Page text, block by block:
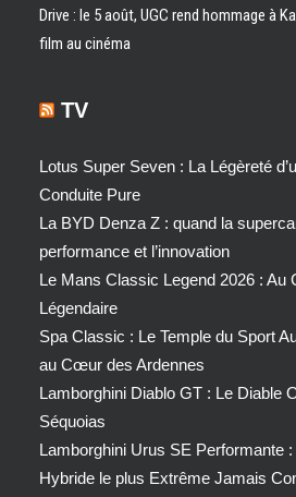
Drive : le 5 août, UGC rend hommage à
film au cinéma
TV
Lotus Super Seven : La Légèreté
Conduite Pure
La BYD Denza Z : quand la
performance et l’innovation
Le Mans Classic Legend 2026 : Au
Légendaire
Spa Classic : Le Temple du Sport
au Cœur des Ardennes
Lamborghini Diablo GT : Le Diable
Séquoias
Lamborghini Urus SE Performante
Hybride le plus Extrême Jamais